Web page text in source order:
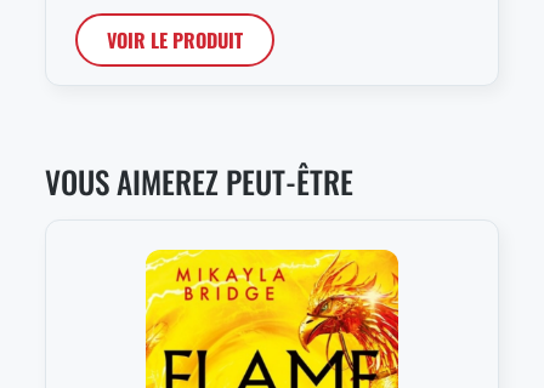
VOIR LE PRODUIT
VOUS AIMEREZ PEUT-ÊTRE